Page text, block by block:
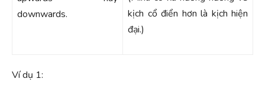
downwards.
kịch cổ điển hơn là kịch hiện
đại.)
Ví dụ 1: